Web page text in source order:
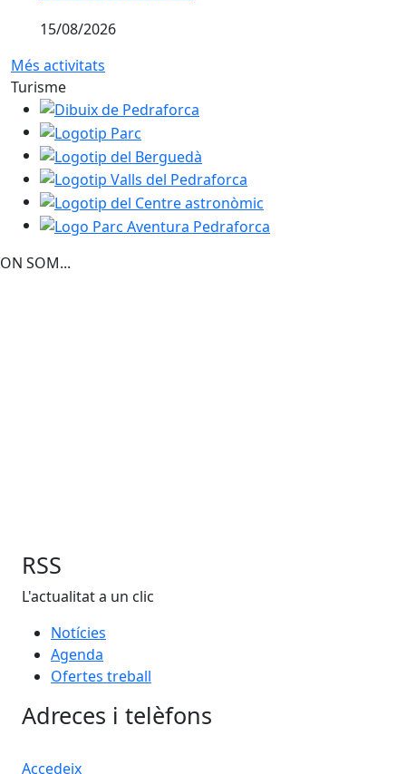
15/08/2026
Més activitats
Turisme
Dibuix de Pedraforca
Logotip Parc
Logotip del Berguedà
Logotip Valls del Pedraforca
Logotip del Centre astronòmic
Logo Parc Aventura Pedraforca
ON SOM...
RSS
L'actualitat a un clic
Notícies
Agenda
Ofertes treball
Adreces i telèfons